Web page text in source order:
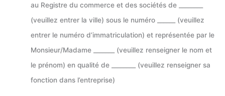
au Registre du commerce et des sociétés de ________
(veuillez entrer la ville) sous le numéro ______ (veuillez
entrer le numéro d’immatriculation) et représentée par le
Monsieur/Madame _______ (veuillez renseigner le nom et
le prénom) en qualité de ________ (veuillez renseigner sa
fonction dans l’entreprise)